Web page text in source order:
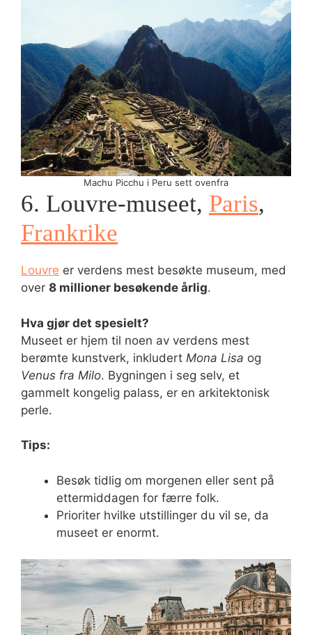
Machu Picchu i Peru sett ovenfra
6. Louvre-museet, Paris,
Frankrike
Louvre er verdens mest besøkte museum, med
over 8 millioner besøkende årlig.
Hva gjør det spesielt?
Museet er hjem til noen av verdens mest
berømte kunstverk, inkludert Mona Lisa og
Venus fra Milo. Bygningen i seg selv, et
gammelt kongelig palass, er en arkitektonisk
perle.
Tips:
Besøk tidlig om morgenen eller sent på
ettermiddagen for færre folk.
Prioriter hvilke utstillinger du vil se, da
museet er enormt.